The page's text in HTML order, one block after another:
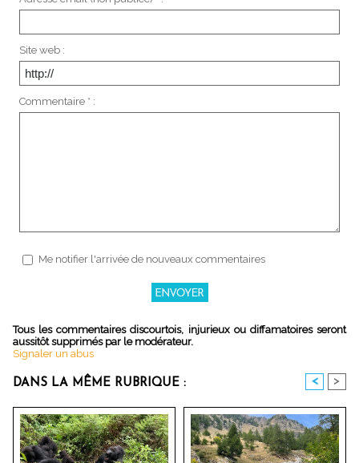
Site web :
Commentaire * :
Me notifier l'arrivée de nouveaux commentaires
Tous les commentaires discourtois, injurieux ou diffamatoires seront
aussitôt supprimés par le modérateur.
Signaler un abus
DANS LA MÊME RUBRIQUE : < >